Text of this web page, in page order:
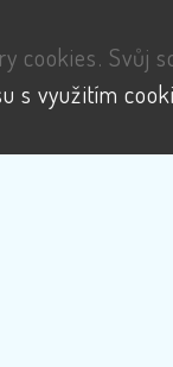
cookies. Svůj
s využitím